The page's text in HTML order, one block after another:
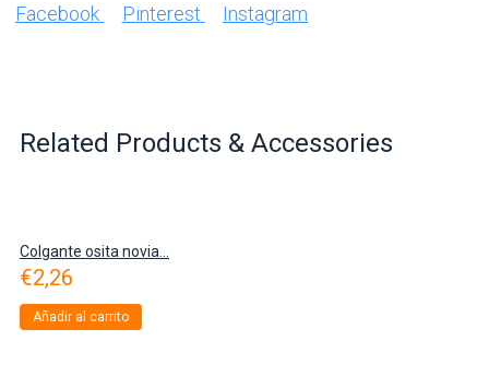
Facebook Pinterest Instagram
Related Products & Accessories
Colgante osita novia...
€2,26
Añadir al carrito